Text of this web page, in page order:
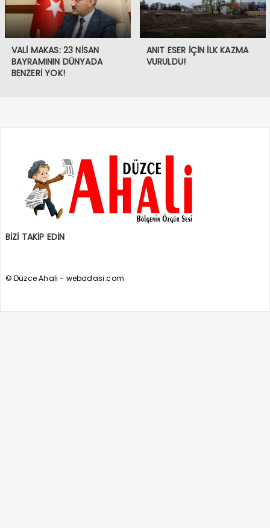
VALİ MAKAS: 23 NİSAN
BAYRAMININ DÜNYADA
BENZERİ YOK!
ANIT ESER İÇİN İLK KAZMA
VURULDU!
BİZİ TAKİP EDİN
© Düzce Ahali - webadasi.com